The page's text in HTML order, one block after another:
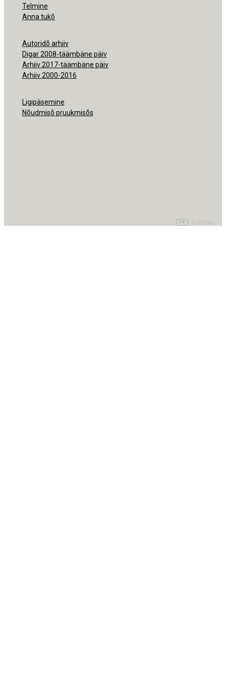
Telmine
Anna tukõ
Autoridõ arhiiv
Digar 2008-täämbäne päiv
Arhiiv 2017-täämbäne päiv
Arhiiv 2000-2016
Ligipäsemine
Nõudmisõ pruukmisõs
1K DIGITAL